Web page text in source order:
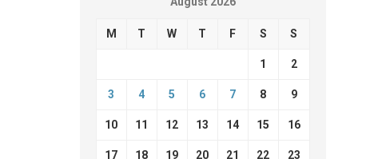
M T W T F S S
1 2
3 4 5 6 7 8 9
10 11 12 13 14 15 16
17 18 19 20 21 22 23